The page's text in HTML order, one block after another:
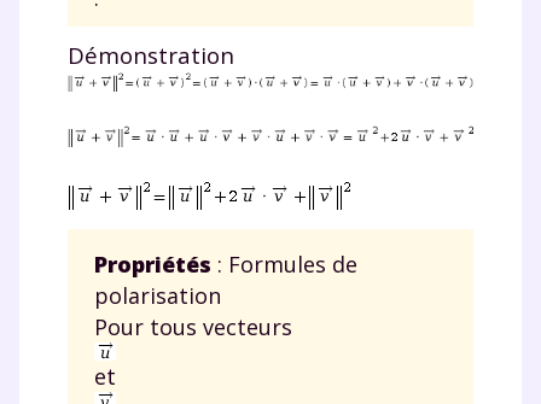
Démonstration
Propriétés : Formules de
polarisation
Pour tous vecteurs
et